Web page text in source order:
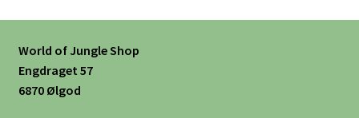
World of Jungle Shop
Engdraget 57
6870 Ølgod